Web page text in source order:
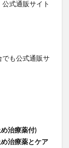
式通販サイト
でも公式通販サ
治療薬付)
治療薬とケア